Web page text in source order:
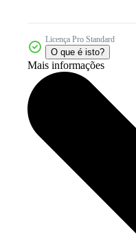
Licença Pro Standard
O que é isto?
Mais informações